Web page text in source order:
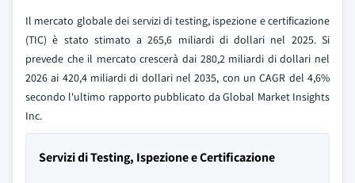
Il mercato globale dei servizi di testing, ispezione e certificazione
(TIC) è stato stimato a 265,6 miliardi di dollari nel 2025. Si
prevede che il mercato crescerà dai 280,2 miliardi di dollari nel
2026 ai 420,4 miliardi di dollari nel 2035, con un CAGR del 4,6%
secondo l'ultimo rapporto pubblicato da Global Market Insights
Inc.
Servizi di Testing, Ispezione e Certificazione